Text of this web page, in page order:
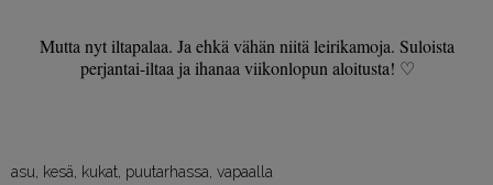
Mutta nyt iltapalaa. Ja ehkä vähän niitä leirikamoja. Suloista
perjantai-iltaa ja ihanaa viikonlopun aloitusta! ♡
asu kesä kukat puutarhassa vapaalla